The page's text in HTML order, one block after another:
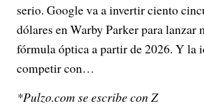
serio. Google va a invertir ciento
dólares en Warby Parker para lanzar
fórmula óptica a partir de 2026. Y la
competir con…
*Pulzo.com se escribe con Z